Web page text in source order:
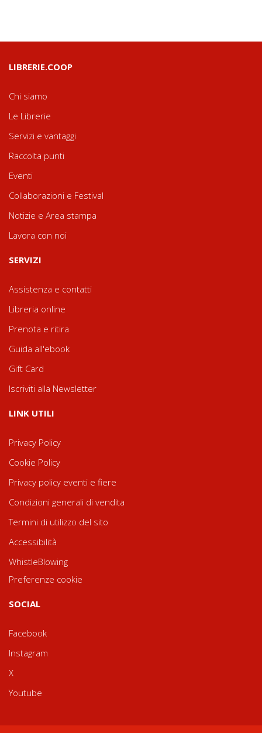
LIBRERIE.COOP
Chi siamo
Le Librerie
Servizi e vantaggi
Raccolta punti
Eventi
Collaborazioni e Festival
Notizie e Area stampa
Lavora con noi
SERVIZI
Assistenza e contatti
Libreria online
Prenota e ritira
Guida all'ebook
Gift Card
Iscriviti alla Newsletter
LINK UTILI
Privacy Policy
Cookie Policy
Privacy policy eventi e fiere
Condizioni generali di vendita
Termini di utilizzo del sito
Accessibilità
WhistleBlowing
Preferenze cookie
SOCIAL
Facebook
Instagram
X
Youtube